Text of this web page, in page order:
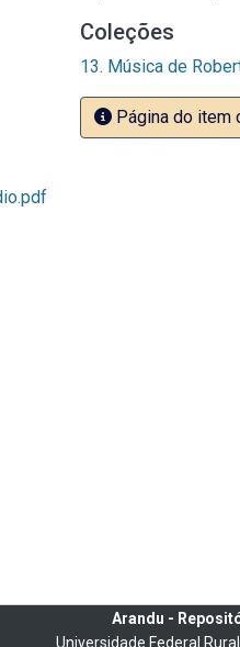
Coleções
13. Música de
Página do item
Arandu -
Universidade Federal